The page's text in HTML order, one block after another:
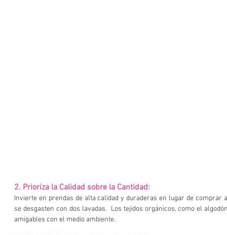
2. Prioriza la Calidad sobre la Cantidad:
Invierte en prendas de alta calidad y duraderas en lugar de comprar
se desgasten con dos lavadas.  Los tejidos orgánicos, como el
amigables con el medio ambiente.